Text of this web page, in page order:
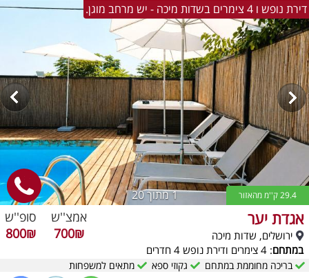
דירת נופש ו 4 צימרים בשדות מיכה - יש מרחב מוגן.
1מתוך 20 29.4 ק''מ מהאזור
אגדת יער
ירושלים, שדות מיכה
במתחם: 4 צימרים ודירת נופש 4 חדרים
אמצ''ש
700₪
סופ''ש
800₪
בריכה מחוממת במתחם גקוזי ספא מתאים למשפחות